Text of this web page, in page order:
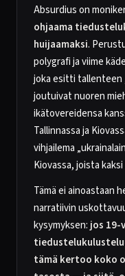
Absurdius on
ohjaama
huijaamaksi.
polygrafi ja viime
joka esitti
joutuivat nuoren
ikätovereidensa
Tallinnassa ja
vihjailema
Kiovassa, joista
Tämä ei ainoastaan
narratiivin
kysymyksen: jos 19-
tämä kertoo koko